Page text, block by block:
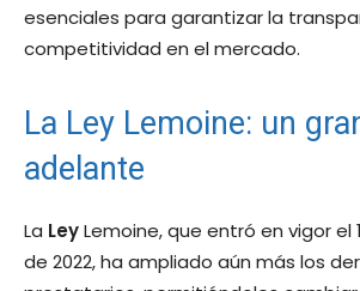
esenciales para garantizar la
competitividad en el mercado.
La Ley Lemoine: un
adelante
La LeyLemoine, que entró en vigor el
de 2022, ha ampliado aún más los